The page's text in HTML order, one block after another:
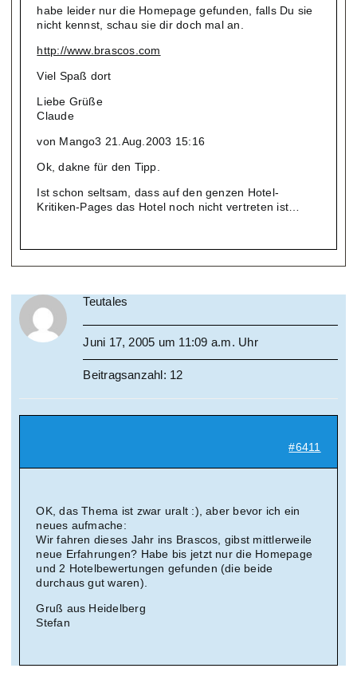
habe leider nur die Homepage gefunden, falls Du sie
nicht kennst, schau sie dir doch mal an.
http://www.brascos.com
Viel Spaß dort
Liebe Grüße
Claude
von Mango3 21.Aug.2003 15:16
Ok, dakne für den Tipp.
Ist schon seltsam, dass auf den genzen Hotel-
Kritiken-Pages das Hotel noch nicht vertreten ist…
Teutales
Juni 17, 2005 um 11:09 a.m. Uhr
Beitragsanzahl: 12
#6411
OK, das Thema ist zwar uralt :), aber bevor ich ein
neues aufmache:
Wir fahren dieses Jahr ins Brascos, gibst mittlerweile
neue Erfahrungen? Habe bis jetzt nur die Homepage
und 2 Hotelbewertungen gefunden (die beide
durchaus gut waren).
Gruß aus Heidelberg
Stefan